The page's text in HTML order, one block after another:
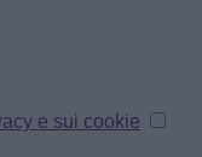
e sui cookie